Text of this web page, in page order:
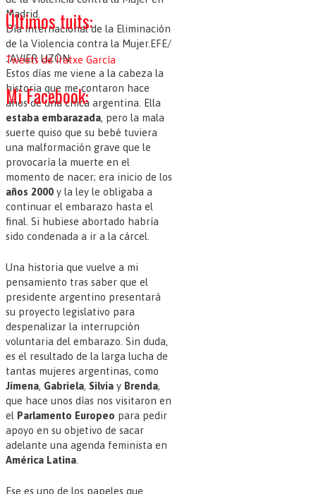
Día Internacional de la Eliminación
de la Violencia contra la Mujer.EFE/
JAVIER LIZÓN
Estos días me viene a la cabeza la
historia que me contaron hace
años de una chica argentina. Ella
estaba embarazada, pero la mala
suerte quiso que su bebé tuviera
una malformación grave que le
provocaría la muerte en el
momento de nacer; era inicio de los
años 2000y la ley le obligaba a
continuar el embarazo hasta el
final. Si hubiese abortado habría
sido condenada a ir a la cárcel.
Una historia que vuelve a mi
pensamiento tras saber que el
presidente argentino presentará
su proyecto legislativo para
despenalizar la interrupción
voluntaria del embarazo. Sin duda,
es el resultado de la larga lucha de
tantas mujeres argentinas, como
Jimena, Gabriela, Silvia y Brenda,
que hace unos días nos visitaron en
el Parlamento Europeo para pedir
apoyo en su objetivo de sacar
adelante una agenda feminista en
América Latina.
Ese es uno de los papeles que
Últimos tuits:
Tweets de Iratxe García
Mi Facebook: